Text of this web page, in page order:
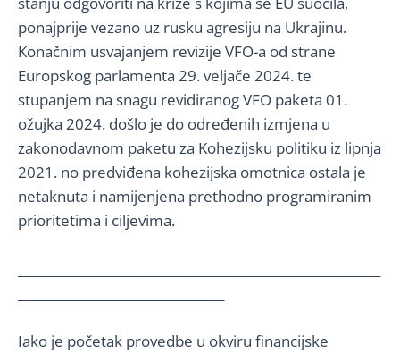
ponajprije vezano uz rusku agresiju na Ukrajinu.
Konačnim usvajanjem revizije VFO-a od strane
Europskog parlamenta 29. veljače 2024. te
stupanjem na snagu revidiranog VFO paketa 01.
ožujka 2024. došlo je do određenih izmjena u
zakonodavnom paketu za Kohezijsku politiku iz lipnja
2021. no predviđena kohezijska omotnica ostala je
netaknuta i namijenjena prethodno programiranim
prioritetima i ciljevima.
Iako je početak provedbe u okviru financijske